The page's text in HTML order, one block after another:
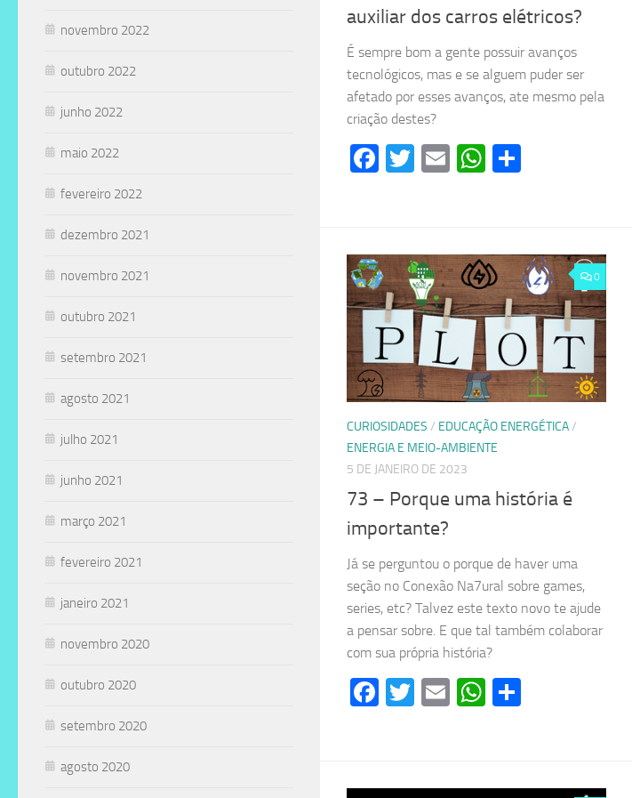
auxiliar dos carros elétricos?
É sempre bom a gente possuir avanços
tecnológicos, mas e se alguem puder ser
afetado por esses avanços, ate mesmo pela
criação destes?
Facebook
Twitter
EmailWhatsApp
0
CURIOSIDADES / EDUCAÇÃO ENERGÉTICA/
ENERGIA E MEIO-AMBIENTE
5 DE JANEIRO DE 2023
73 – Porque uma história é
importante?
Já se perguntou o porque de haver uma
seção no Conexão Na7ural sobre games,
series, etc? Talvez este texto novo te ajude
a pensar sobre. E que tal também colaborar
com sua própria história?
Facebook
Twitter
EmailWhatsApp
novembro 2022
outubro 2022
junho 2022
maio 2022
fevereiro 2022
dezembro 2021
novembro 2021
outubro 2021
setembro 2021
agosto 2021
julho 2021
junho 2021
março 2021
fevereiro 2021
janeiro 2021
novembro 2020
outubro 2020
setembro 2020
agosto 2020